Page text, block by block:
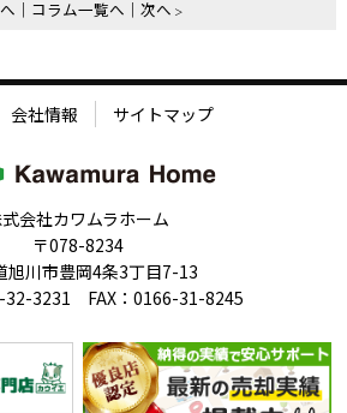
コラム一覧へ 次へ
会社情報 サイトマップ
会社カワムラホーム
〒078-8234
旭川市豊岡4条3丁目7-13
32-3231 FAX：0166-31-8245